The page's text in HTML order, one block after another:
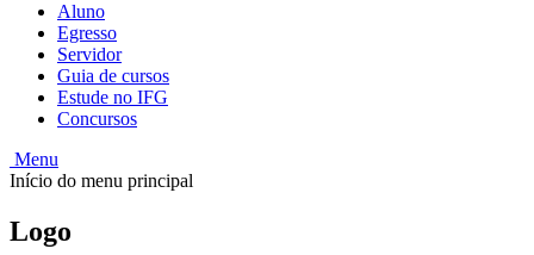
Aluno
Egresso
Servidor
Guia de cursos
Estude no IFG
Concursos
Menu
Início do menu principal
Logo